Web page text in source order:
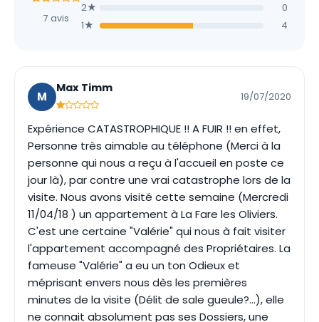
7 avis
2★
0
1★
4
M
Max Timm
19/07/2020
Expérience CATASTROPHIQUE !! A FUIR !! en effet,
Personne très aimable au téléphone (Merci à la
personne qui nous a reçu à l'accueil en poste ce
jour là), par contre une vrai catastrophe lors de la
visite. Nous avons visité cette semaine (Mercredi
11/04/18 ) un appartement à La Fare les Oliviers.
C'est une certaine "Valérie" qui nous à fait visiter
l'appartement accompagné des Propriétaires. La
fameuse "Valérie" a eu un ton Odieux et
méprisant envers nous dès les premières
minutes de la visite (Délit de sale gueule?...), elle
ne connait absolument pas ses Dossiers, une